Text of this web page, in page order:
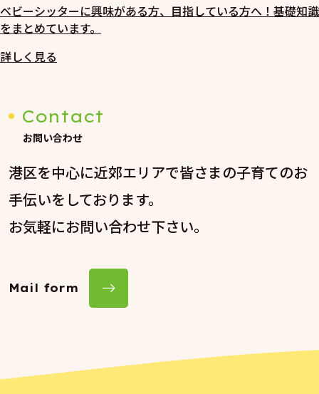
ベビーシッターに興味がある方、目指している方へ！基礎知識
をまとめています。
詳しく見る
Contact
お問い合わせ
港区を中心に近郊エリアで皆さまの子育てのお
手伝いをしております。
お気軽にお問い合わせ下さい。
Mail form